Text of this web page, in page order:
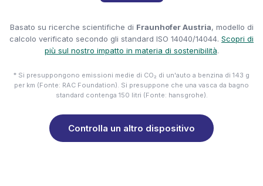
Basato su ricerche scientifiche di Fraunhofer Austria, modello di
calcolo verificato secondo gli standard ISO 14040/14044. Scopri di
più sul nostro impatto in materia di sostenibilità.
* Si presuppongono emissioni medie di CO₂ di un'auto a benzina di 143 g
per km (Fonte: RAC Foundation). Si presuppone che una vasca da bagno
standard contenga 150 litri (Fonte: hansgrohe).
Controlla un altro dispositivo